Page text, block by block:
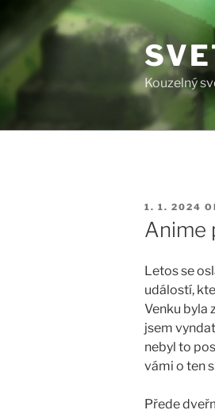
Kouzelný
1. 1. 2024
Anime
Letos se
událostí,
Venku byla
jsem
nebyl to
vámi o ten
Přede